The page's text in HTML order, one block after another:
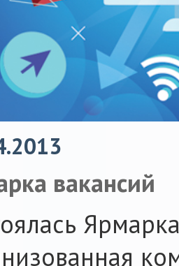
вакансий